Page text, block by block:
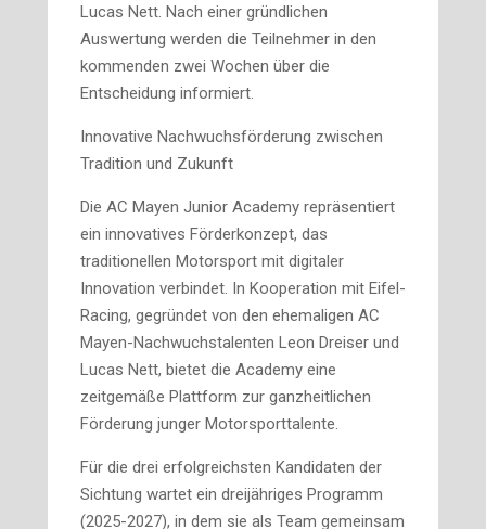
Lucas Nett. Nach einer gründlichen
Auswertung werden die Teilnehmer in den
kommenden zwei Wochen über die
Entscheidung informiert.
Innovative Nachwuchsförderung zwischen
Tradition und Zukunft
Die AC Mayen Junior Academy repräsentiert
ein innovatives Förderkonzept, das
traditionellen Motorsport mit digitaler
Innovation verbindet. In Kooperation mit Eifel-
Racing, gegründet von den ehemaligen AC
Mayen-Nachwuchstalenten Leon Dreiser und
Lucas Nett, bietet die Academy eine
zeitgemäße Plattform zur ganzheitlichen
Förderung junger Motorsporttalente.
Für die drei erfolgreichsten Kandidaten der
Sichtung wartet ein dreijähriges Programm
(2025-2027), in dem sie als Team gemeinsam